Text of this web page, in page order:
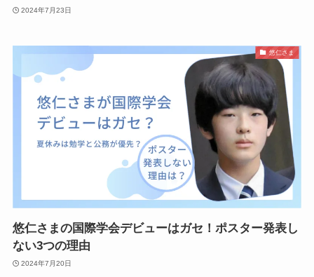
2024年7月23日
悠仁さま
悠仁さまの国際学会デビューはガセ！ポスター発表し
ない3つの理由
2024年7月20日